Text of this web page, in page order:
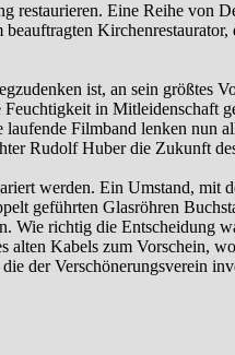
restaurieren. Eine Reihe von
ist, an sein größtes
in Mitleidenschaft
laufende Filmband lenken nun
Rudolf Huber die Zukunft
werden. Ein Umstand, mit
geführten Glasröhren
Wie richtig die Entscheidung
alten Kabels zum Vorschein,
der Verschönerungsverein